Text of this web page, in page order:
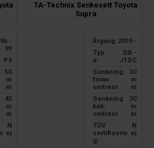
-
99
P9
50
m
m
40
m
m
N
ej
TA-Technix Senkesett Toyota
Supra
Årgang: 2019 -
Typ
e:
DB -
JTSC
Senkning
foran:
omtrent
30
m
m
Senkning
bak:
omtrent
30
m
m
TÜV
sertifiserin
g:
N
ej